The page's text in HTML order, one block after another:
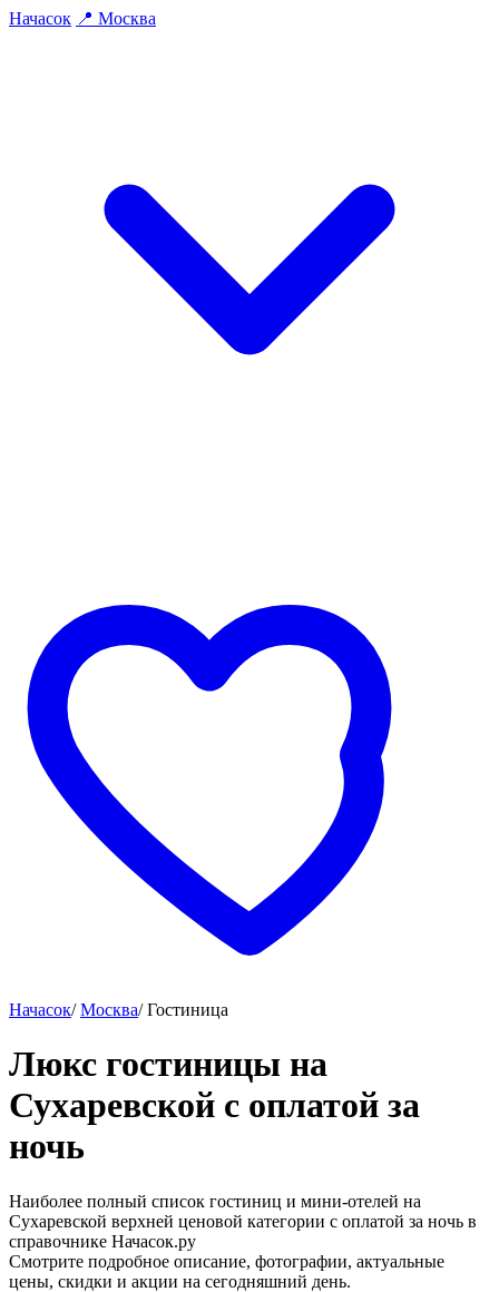
Начасок 📍 Москва
Начасок/ Москва/ Гостиница
Люкс гостиницы на
Сухаревской с оплатой за
ночь
Наиболее полный список гостиниц и мини-отелей на
Сухаревской верхней ценовой категории с оплатой за ночь в
справочнике Начасок.ру
Смотрите подробное описание, фотографии, актуальные
цены, скидки и акции на сегодняшний день.